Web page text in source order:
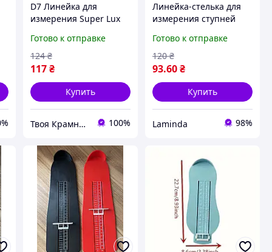
D7 Линейка для
измерения Super Lux
измерительная
линейка для детей от 0
до 8 лет определе
MOD58L
Готово к отправке
117 ₴
124 ₴
Купить
Твоя Крамниця 100%
Линейка-стелька для
измерения ступней
размера обуви для
ребенка, Стопомер
Готово к отправке
93.60₴
120 ₴
Купить
Laminda 98%